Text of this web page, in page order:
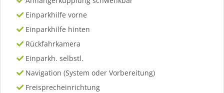
Einparkhilfe vorne
Einparkhilfe hinten
Rückfahrkamera
Einparkh. selbstl.
Navigation (System oder Vorbereitung)
Freisprecheinrichtung